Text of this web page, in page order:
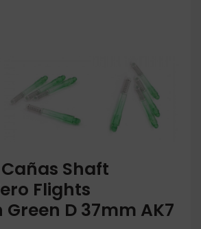
Shaft
Flights
D 37mm AK7